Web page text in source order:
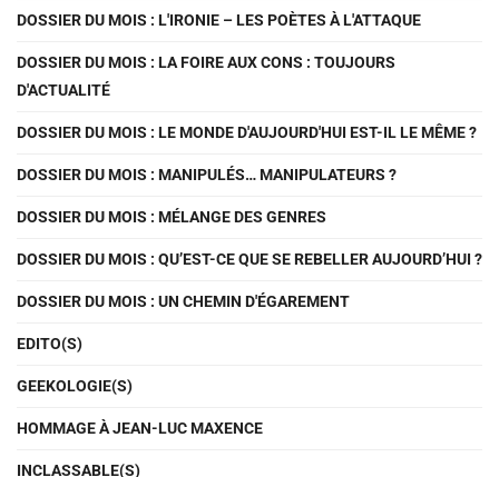
DOSSIER DU MOIS : L'IRONIE – LES POÈTES À L'ATTAQUE
DOSSIER DU MOIS : LA FOIRE AUX CONS : TOUJOURS
D'ACTUALITÉ
DOSSIER DU MOIS : LE MONDE D'AUJOURD'HUI EST-IL LE MÊME ?
DOSSIER DU MOIS : MANIPULÉS… MANIPULATEURS ?
DOSSIER DU MOIS : MÉLANGE DES GENRES
DOSSIER DU MOIS : QU’EST-CE QUE SE REBELLER AUJOURD’HUI ?
DOSSIER DU MOIS : UN CHEMIN D'ÉGAREMENT
EDITO(S)
GEEKOLOGIE(S)
HOMMAGE À JEAN-LUC MAXENCE
INCLASSABLE(S)